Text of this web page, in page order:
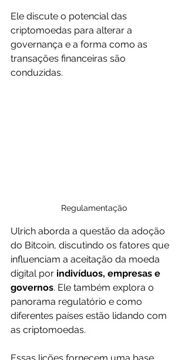
Ele discute o potencial das
criptomoedas para alterar a
governança e a forma como as
transações financeiras são
conduzidas.
Regulamentação
Ulrich aborda a questão da adoção
do Bitcoin, discutindo os fatores que
influenciam a aceitação da moeda
digital por indivíduos, empresas e
governos. Ele também explora o
panorama regulatório e como
diferentes países estão lidando com
as criptomoedas.
Essas lições fornecem uma base